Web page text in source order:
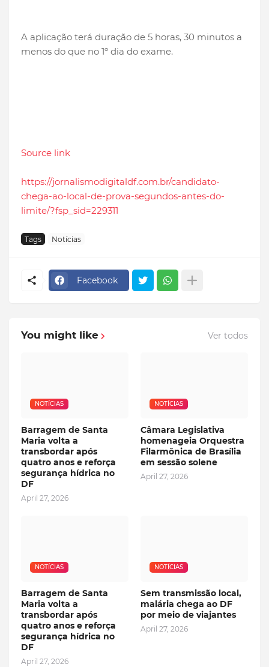
A aplicação terá duração de 5 horas, 30 minutos a
menos do que no 1º dia do exame.
Source link
https://jornalismodigitaldf.com.br/candidato-
chega-ao-local-de-prova-segundos-antes-do-
limite/?fsp_sid=229311
Tags Notícias
Facebook
You might like Ver todos
NOTÍCIAS
Barragem de Santa
Maria volta a
transbordar após
quatro anos e reforça
segurança hídrica no
DF
April 27, 2026
NOTÍCIAS
Câmara Legislativa
homenageia Orquestra
Filarmônica de Brasília
em sessão solene
April 27, 2026
NOTÍCIAS
Barragem de Santa
Maria volta a
transbordar após
quatro anos e reforça
segurança hídrica no
DF
April 27, 2026
NOTÍCIAS
Sem transmissão local,
malária chega ao DF
por meio de viajantes
April 27, 2026